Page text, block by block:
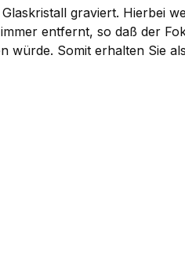
graviert. Hierbei
entfernt, so daß der
Somit erhalten Sie